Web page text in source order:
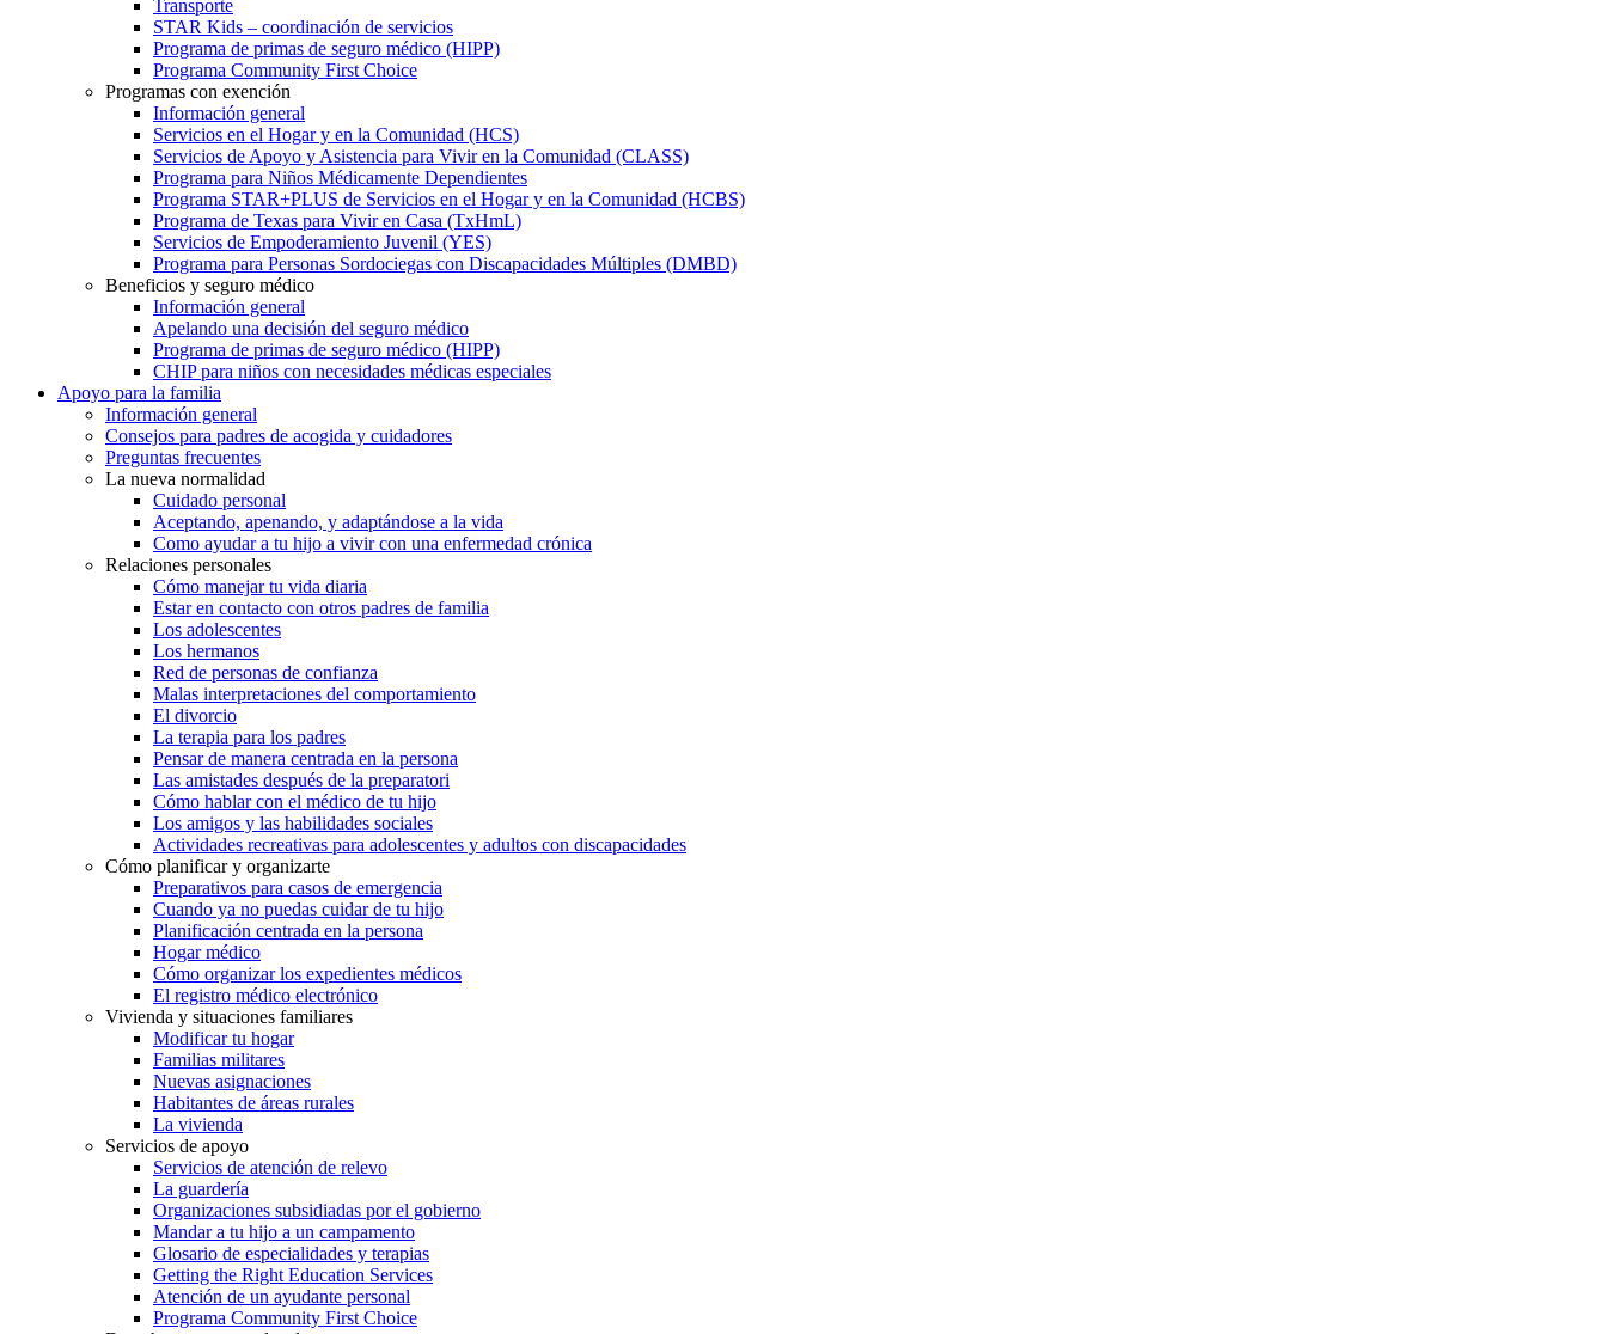
Transporte
STAR Kids – coordinación de servicios
Programa de primas de seguro médico (HIPP)
Programa Community First Choice
Programas con exención
Información general
Servicios en el Hogar y en la Comunidad (HCS)
Servicios de Apoyo y Asistencia para Vivir en la Comunidad (CLASS)
Programa para Niños Médicamente Dependientes
Programa STAR+PLUS de Servicios en el Hogar y en la Comunidad (HCBS)
Programa de Texas para Vivir en Casa (TxHmL)
Servicios de Empoderamiento Juvenil (YES)
Programa para Personas Sordociegas con Discapacidades Múltiples (DMBD)
Beneficios y seguro médico
Información general
Apelando una decisión del seguro médico
Programa de primas de seguro médico (HIPP)
CHIP para niños con necesidades médicas especiales
Apoyo para la familia
Información general
Consejos para padres de acogida y cuidadores
Preguntas frecuentes
La nueva normalidad
Cuidado personal
Aceptando, apenando, y adaptándose a la vida
Como ayudar a tu hijo a vivir con una enfermedad crónica
Relaciones personales
Cómo manejar tu vida diaria
Estar en contacto con otros padres de familia
Los adolescentes
Los hermanos
Red de personas de confianza
Malas interpretaciones del comportamiento
El divorcio
La terapia para los padres
Pensar de manera centrada en la persona
Las amistades después de la preparatori
Cómo hablar con el médico de tu hijo
Los amigos y las habilidades sociales
Actividades recreativas para adolescentes y adultos con discapacidades
Cómo planificar y organizarte
Preparativos para casos de emergencia
Cuando ya no puedas cuidar de tu hijo
Planificación centrada en la persona
Hogar médico
Cómo organizar los expedientes médicos
El registro médico electrónico
Vivienda y situaciones familiares
Modificar tu hogar
Familias militares
Nuevas asignaciones
Habitantes de áreas rurales
La vivienda
Servicios de apoyo
Servicios de atención de relevo
La guardería
Organizaciones subsidiadas por el gobierno
Mandar a tu hijo a un campamento
Glosario de especialidades y terapias
Getting the Right Education Services
Atención de un ayudante personal
Programa Community First Choice